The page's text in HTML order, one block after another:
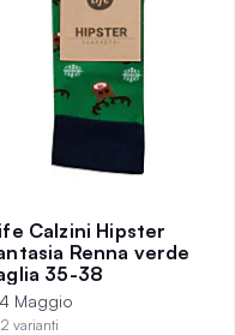
Calzini Hipster
Renna verde
35-38
Maggio
varianti